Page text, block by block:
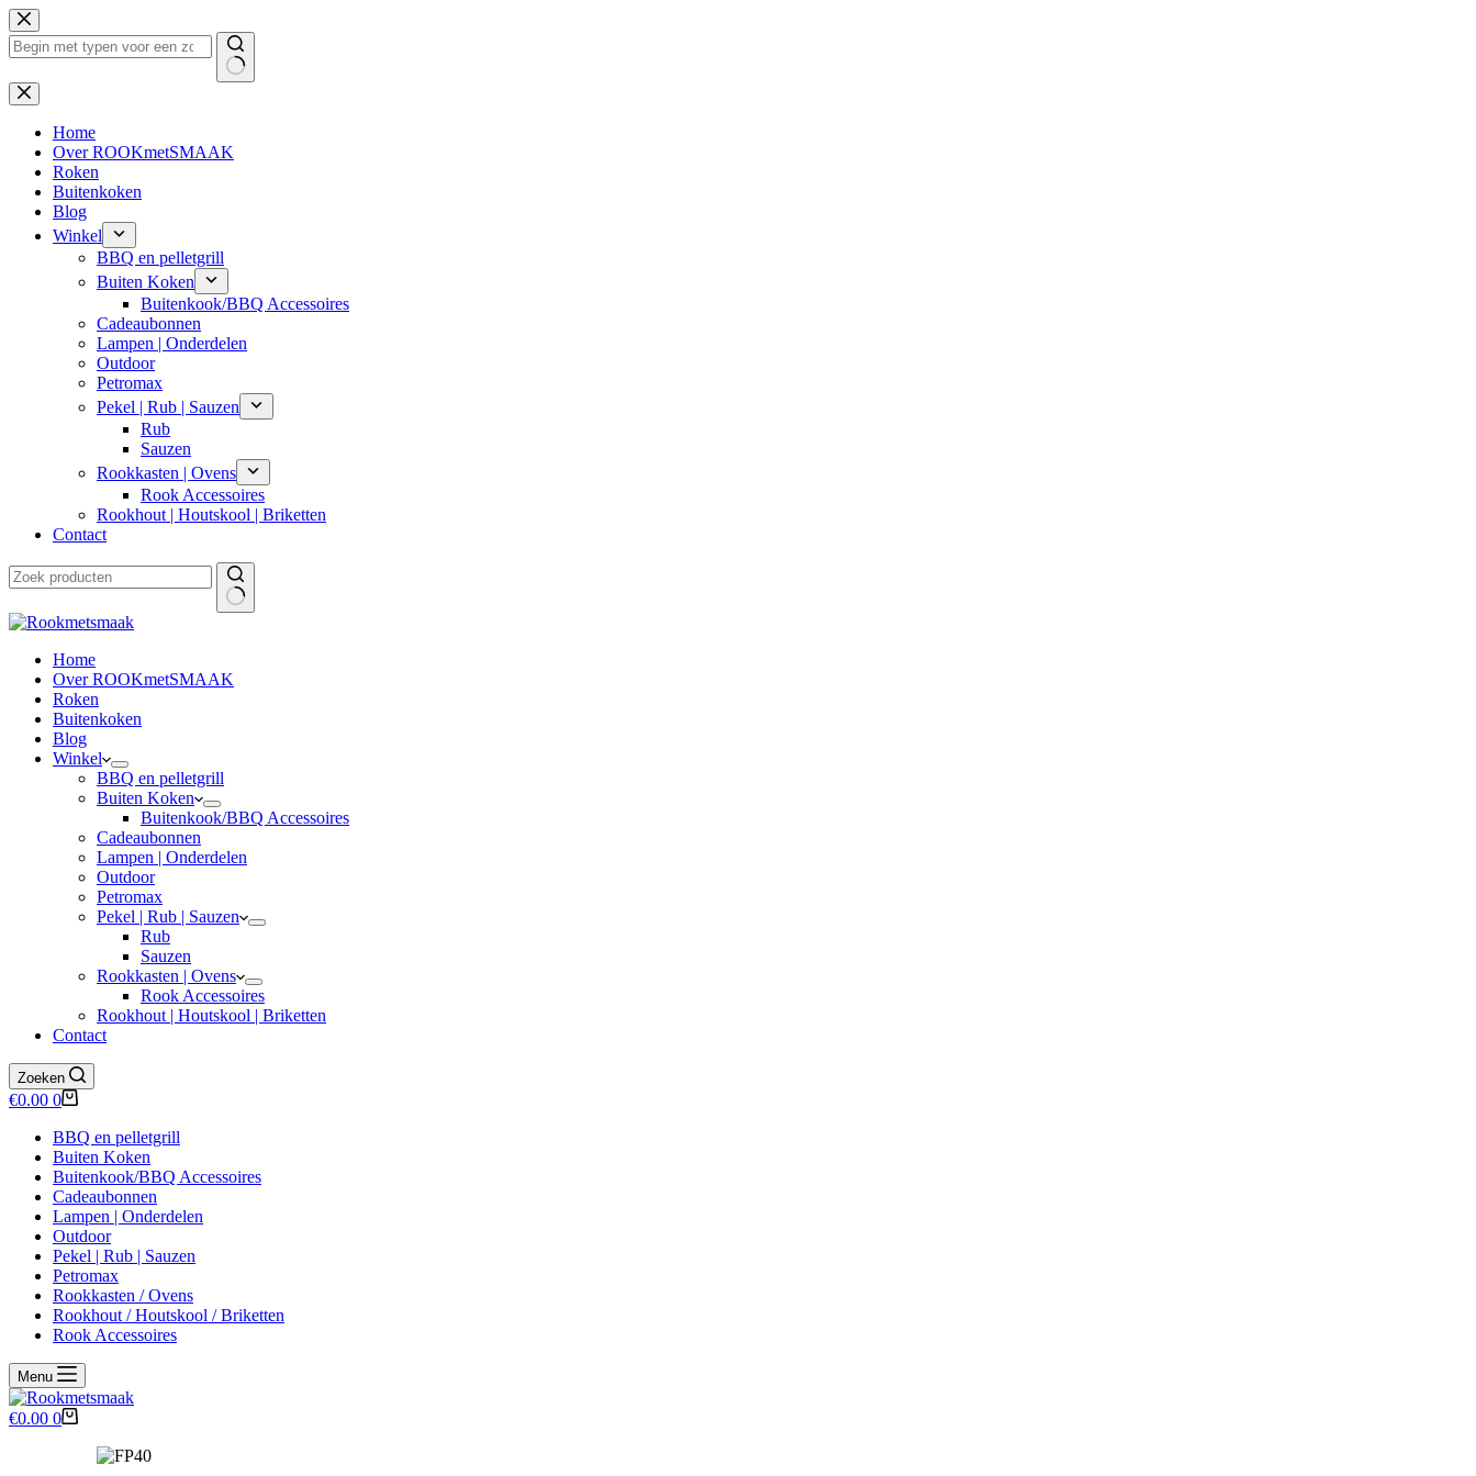
Ga
naar
de
Geen
resultaten
Home
Over ROOKmetSMAAK
Roken
Buitenkoken
Blog
Winkel
BBQ en pelletgrill
Buiten Koken
Buitenkook/BBQ Accessoires
Cadeaubonnen
Lampen | Onderdelen
Outdoor
Petromax
Pekel | Rub | Sauzen
Rub
Sauzen
Rookkasten | Ovens
Rook Accessoires
Rookhout | Houtskool | Briketten
Contact
Home
Over ROOKmetSMAAK
Roken
Buitenkoken
Blog
Winkel
BBQ en pelletgrill
Buiten Koken
Buitenkook/BBQ Accessoires
Cadeaubonnen
Lampen | Onderdelen
Outdoor
Petromax
Pekel | Rub | Sauzen
Rub
Sauzen
Rookkasten | Ovens
Rook Accessoires
Rookhout | Houtskool | Briketten
Contact
Zoeken
Winkelwagen
€0.00 0
BBQ en pelletgrill
Buiten Koken
Buitenkook/BBQ Accessoires
Cadeaubonnen
Lampen | Onderdelen
Outdoor
Pekel | Rub | Sauzen
Petromax
Rookkasten / Ovens
Rookhout / Houtskool / Briketten
Rook Accessoires
Menu
Winkelwagen
€0.00 0